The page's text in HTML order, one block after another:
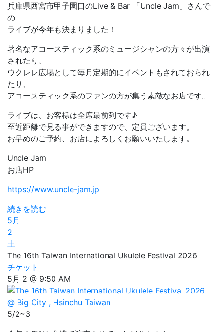
兵庫県西宮市甲子園口のLive & Bar 「Uncle Jam」さんで
の
ライブが今年も決まりました！
著名なアコースティック系のミュージシャンの方々が出演
されたり、
ウクレレ広場として毎月定期的にイベントもされておられ
たり、
アコースティック系のファンの方が集う素敵なお店です。
ライブは、お客様は全席最前列です♪
至近距離で見る事ができますので、定員ございます。
お早めのご予約、お店によろしくお願いいたします。
Uncle Jam
お店HP
https://www.uncle-jam.jp
続きを読む
5月
2
土
The 16th Taiwan International Ukulele Festival 2026
チケット
5月 2 @ 9:50 AM
5/2~3